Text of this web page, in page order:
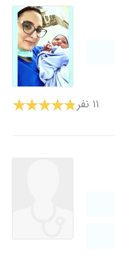
۱۱ نفر